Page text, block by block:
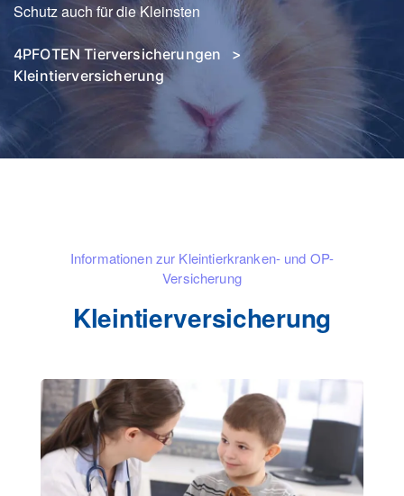
Schutz auch für die Kleinsten
4PFOTEN Tierversicherungen
>
Kleintierversicherung
Informationen zur Kleintierkranken- und OP-
Versicherung
Kleintierversicherung